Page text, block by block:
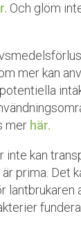
Och glöm
mer kan
mer här.
inte kan
prima. Det